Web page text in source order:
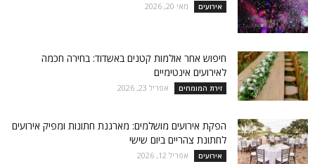
אירועים מאי 20, 2026
חיפוש אחר אולמות קטנים באשדוד: בחירה חכמה
לאירועים אינטימיים
זירת המומחים אפריל 23, 2026
הפקת אירועים מושלמים: מארגנת חתונות ומפיק אירועים
לחתונת צהריים ביום שישי
אירועים אפריל 12, 2026